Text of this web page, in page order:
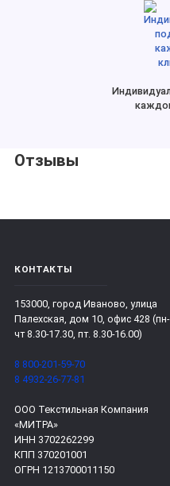
Отзывы
КОНТАКТЫ
153000, город Иваново, улица
Палехская, дом 10, офис 428 (пн-
чт 8.30-17.30, пт. 8.30-16.00)
8 800-201-59-70
8 4932-26-77-81
ООО Текстильная Компания
«МИТРА»
ИНН 3702262299
КПП 370201001
ОГРН 1213700011150